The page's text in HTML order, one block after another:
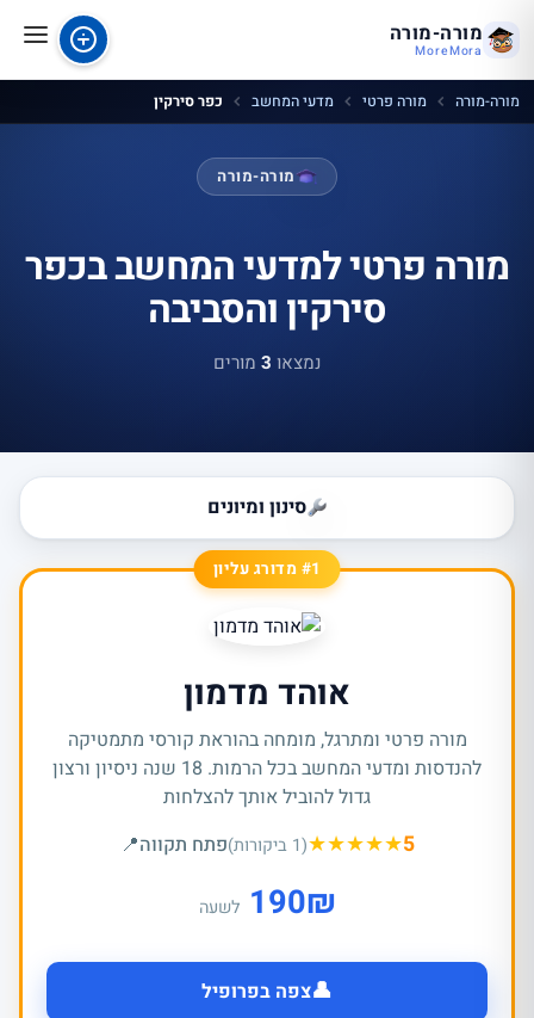
מורה-מורה
MoreMora
מורה-מורה מורה פרטי מדעי המחשב כפר סירקין
מורה-מורה
מורה פרטי למדעי המחשב בכפר
סירקין והסביבה
נמצאו 3 מורים
סינון ומיונים
#1 מדורג עליון
אוהד מדמון
מורה פרטי ומתרגל, מומחה בהוראת קורסי מתמטיקה
להנדסות ומדעי המחשב בכל הרמות. 18 שנה ניסיון ורצון
גדול להוביל אותך להצלחות
(1 ביקורות)★★★★★5 פתח תקווה📍
₪
190 לשעה
👤צפה בפרופיל